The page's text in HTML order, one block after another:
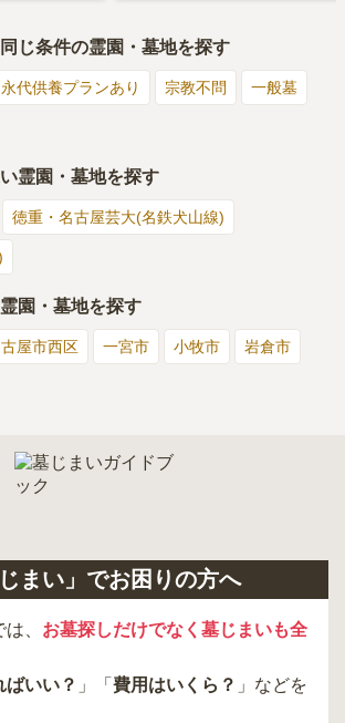
じ条件の霊園・墓地を探す
永代供養プランあり 宗教不問 一般墓
霊園・墓地を探す
徳重・名古屋芸大(名鉄犬山線)
園・墓地を探す
屋市西区 一宮市 小牧市 岩倉市
じまい」でお困りの方へ
、 お墓探しだけでなく墓じまいも全
ばいい？ 」「 費用はいくら？ 」などを